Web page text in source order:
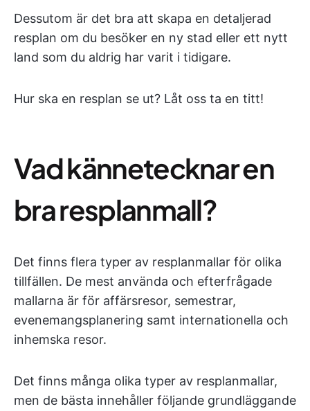
Dessutom är det bra att skapa en detaljerad
resplan om du besöker en ny stad eller ett nytt
land som du aldrig har varit i tidigare.
Hur ska en resplan se ut? Låt oss ta en titt!
Vad kännetecknar en
bra resplanmall?
Det finns flera typer av resplanmallar för olika
tillfällen. De mest använda och efterfrågade
mallarna är för affärsresor, semestrar,
evenemangsplanering samt internationella och
inhemska resor.
Det finns många olika typer av resplanmallar,
men de bästa innehåller följande grundläggande